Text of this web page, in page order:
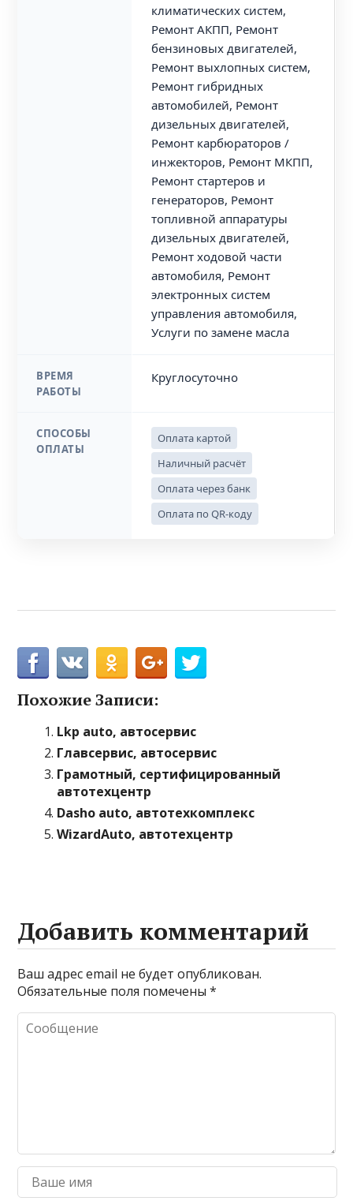
климатических систем,
Ремонт АКПП, Ремонт
бензиновых двигателей,
Ремонт выхлопных систем,
Ремонт гибридных
автомобилей, Ремонт
дизельных двигателей,
Ремонт карбюраторов /
инжекторов, Ремонт МКПП,
Ремонт стартеров и
генераторов, Ремонт
топливной аппаратуры
дизельных двигателей,
Ремонт ходовой части
автомобиля, Ремонт
электронных систем
управления автомобиля,
Услуги по замене масла
ВРЕМЯ
РАБОТЫ
Круглосуточно
СПОСОБЫ
ОПЛАТЫ
Оплата картой
Наличный расчёт
Оплата через банк
Оплата по QR-коду
Похожие Записи:
Lkp auto, автосервис
Главсервис, автосервис
Грамотный, сертифицированный
автотехцентр
Dasho auto, автотехкомплекс
WizardAuto, автотехцентр
Добавить комментарий
Ваш адрес email не будет опубликован.
Обязательные поля помечены*